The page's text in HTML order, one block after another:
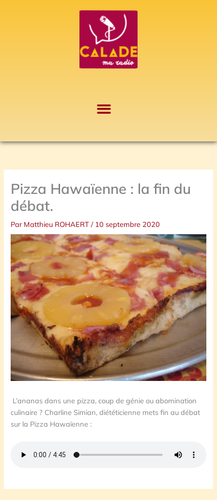
Pizza Hawaïenne : la fin du
débat.
Par Matthieu ROHAERT/ 10 septembre 2020
L’ananas dans une pizza, coup de génie ou abomination
culinaire ? Charline Simian, diététicienne mets fin au débat
sur la Pizza Hawaïenne :